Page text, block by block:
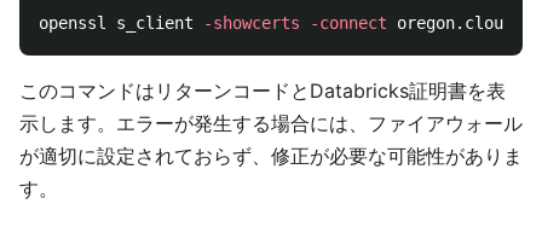
openssl s_client -showcerts -connect
このコマンドはリターンコードとDatabricks証明書を表
示します。エラーが発生する場合には、ファイアウォール
が適切に設定されておらず、修正が必要な可能性がありま
す。